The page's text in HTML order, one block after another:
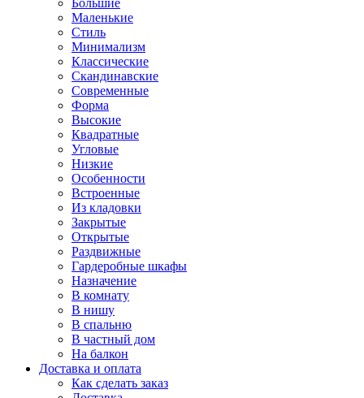
Большие
Маленькие
Стиль
Минимализм
Классические
Скандинавские
Современные
Форма
Высокие
Квадратные
Угловые
Низкие
Особенности
Встроенные
Из кладовки
Закрытые
Открытые
Раздвижные
Гардеробные шкафы
Назначение
В комнату
В нишу
В спальню
В частный дом
На балкон
Доставка и оплата
Как сделать заказ